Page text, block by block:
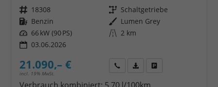
Fahrzeugnr. 18308 Getriebe Schaltgetriebe
Kraftstoff Benzin Außenfarbe Lumen Grey
Leistung 66 kW (90 PS) Kilometerstand 2 km
03.06.2026
21.090,– €
incl. 19% MwSt.
Wir rufen Sie anFahrzeugexposé (PDF)
Verbrauch kombiniert: 5,70 l/100km